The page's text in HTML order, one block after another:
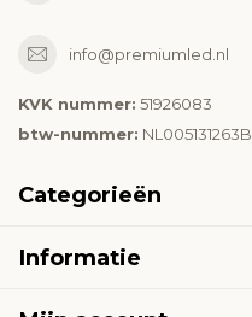
info@premiumled.nl
KVK nummer: 51926083
btw-nummer:
Categorieën
Informatie